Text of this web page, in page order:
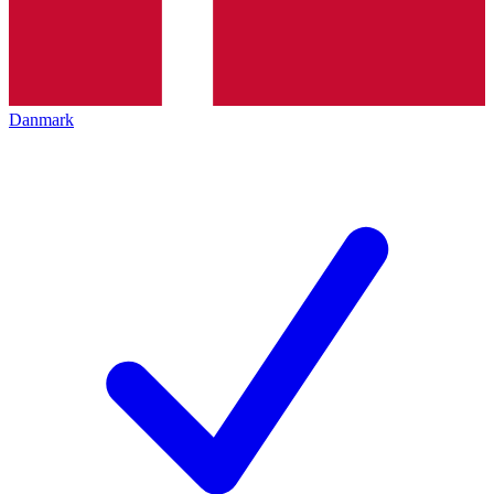
Danmark